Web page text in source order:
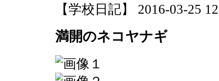
【学校日記】 2016-03-25
満開のネコヤナギ